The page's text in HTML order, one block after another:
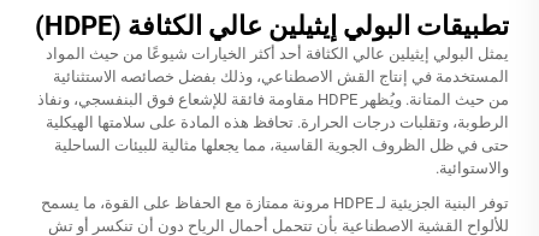
تطبيقات البولي إيثيلين عالي الكثافة (HDPE)
يمثل البولي إيثيلين عالي الكثافة أحد أكثر الخيارات شيوعًا من حيث المواد
المستخدمة في إنتاج القش الاصطناعي، وذلك بفضل خصائصه الاستثنائية
من حيث المتانة. ويُظهر HDPE مقاومة فائقة للإشعاع فوق البنفسجي، ونفاذ
الرطوبة، وتقلبات درجات الحرارة. تحافظ هذه المادة على سلامتها الهيكلية
حتى في ظل الظروف الجوية القاسية، مما يجعلها مثالية للبيئات الساحلية
والاستوائية.
توفر البنية الجزيئية لـ HDPE مرونة ممتازة مع الحفاظ على القوة، ما يسمح
للألواح القشية الاصطناعية بأن تتحمل أحمال الرياح دون أن تنكسر أو تش